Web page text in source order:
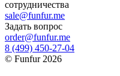
сотрудничества
sale@funfur.me
Задать вопрос
order@funfur.me
8 (499) 450-27-04
© Funfur 2026